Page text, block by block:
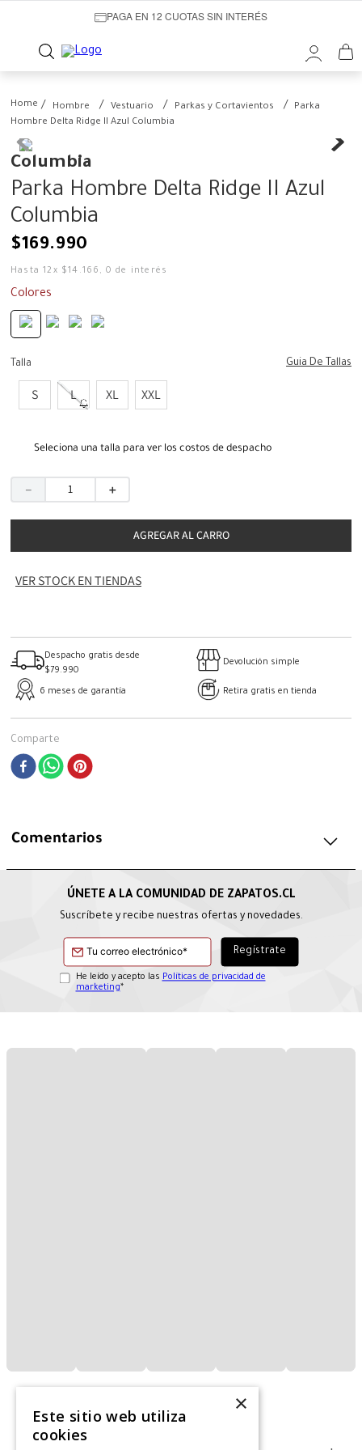
PAGA EN 12 CUOTAS SIN INTERÉS
Hombre Vestuario Parkas y Cortavientos
Parka
Hombre Delta Ridge II Azul Columbia
Columbia
Parka Hombre Delta Ridge II Azul
Columbia
$169.990
Hasta12 x $14 .166 , 0 de interés
Colores
Talla Guia De Tallas
S L XL XXL
Seleciona una talla para ver los costos de despacho
＋
－
AGREGAR AL CARRO
VER STOCK EN TIENDAS
Despacho gratis desde
$79.990
Devolución simple
6 meses de garantía Retira gratis en tienda
Comparte
Comentarios
Suscríbete y recibe nuestras ofertas y novedades.
He leído y acepto las Políticas de privacidad de
marketing*
×
Este sitio web utiliza
cookies